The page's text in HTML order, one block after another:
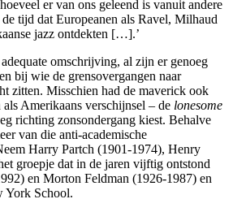
er van ons geleend is vanuit andere
tijd dat Europeanen als Ravel, Milhaud
jazz ontdekten […].’
omschrijving, al zijn er genoeg
bij wie de grensovergangen naar
zitten. Misschien had de maverick ook
Amerikaans verschijnsel – de lonesome
richting zonsondergang kiest. Behalve
van die anti-­academische
Harry Partch (1901-1974), Henry
groepje dat in de jaren vijftig ontstond
en Morton Feldman (1926-1987) en
York School.